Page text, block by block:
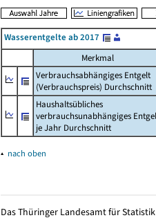
Wasserentgelte ab 2017
Merkmal
Verbrauchsabhängiges Entgelt
(Verbrauchspreis) Durchschnitt
Haushaltsübliches
verbrauchsunabhängiges
je Jahr Durchschnitt
▴ nach oben
Das Thüringer Landesamt für